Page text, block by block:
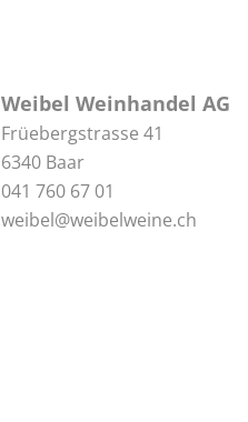
Weibel Weinhandel AG
Früebergstrasse 41
6340 Baar
041 760 67 01
weibel@weibelweine.ch